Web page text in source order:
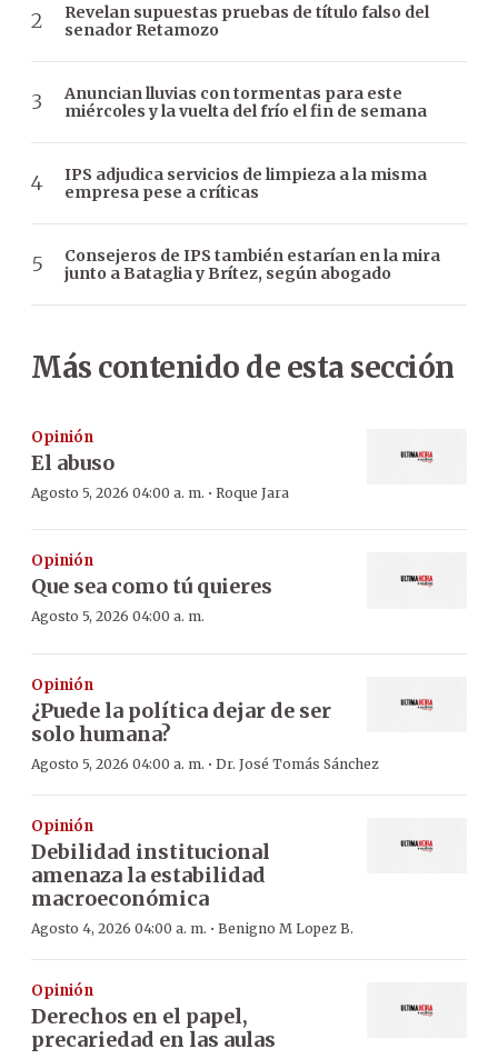
Revelan supuestas pruebas de título falso del
senador Retamozo
Anuncian lluvias con tormentas para este
miércoles y la vuelta del frío el fin de semana
IPS adjudica servicios de limpieza a la misma
empresa pese a críticas
Consejeros de IPS también estarían en la mira
junto a Bataglia y Brítez, según abogado
Más contenido de esta sección
Opinión
El abuso
Agosto 5, 2026 04:00 a. m. · Roque Jara
Opinión
Que sea como tú quieres
Agosto 5, 2026 04:00 a. m.
Opinión
¿Puede la política dejar de ser
solo humana?
Agosto 5, 2026 04:00 a. m. · Dr. José Tomás Sánchez
Opinión
Debilidad institucional
amenaza la estabilidad
macroeconómica
Agosto 4, 2026 04:00 a. m. · Benigno M Lopez B.
Opinión
Derechos en el papel,
precariedad en las aulas